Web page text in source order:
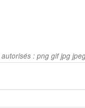
: png gif jpg